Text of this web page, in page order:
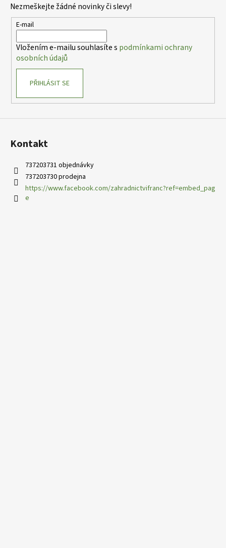
Nezmeškejte žádné novinky či slevy!
E-mail
Vložením e-mailu souhlasíte s podmínkami ochrany
osobních údajů
PŘIHLÁSIT SE
Kontakt
737203731 objednávky
737203730 prodejna
https://www.facebook.com/zahradnictvifranc?ref=embed_pag
e